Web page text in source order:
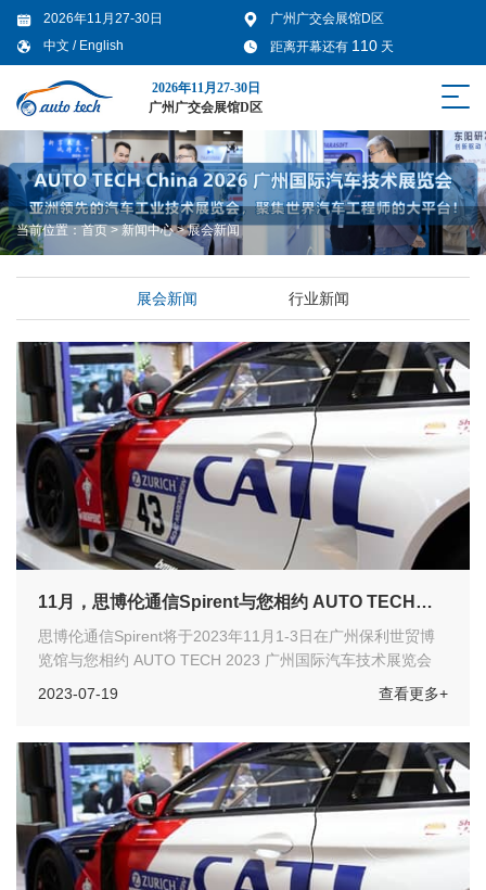
2026年11月27-30日
广州广交会展馆D区
中文 / English 距离开幕还有 110 天
2026年11月27-30日
广州广交会展馆D区
当前位置：首页>新闻中心>展会新闻
展会新闻 行业新闻
11月，思博伦通信Spirent与您相约 AUTO TECH
思博伦通信Spirent将于2023年11月1-3日在广州保利世贸博
览馆与您相约 AUTO TECH 2023 广州国际汽车技术展览会
2023-07-19
查看更多+